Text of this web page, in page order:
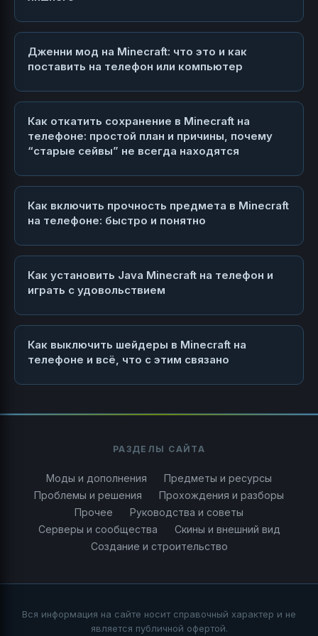
Дженни мод на Minecraft: что это и как
поставить на телефон или компьютер
Как откатить сохранение в Minecraft на
телефоне: простой план и причины, почему
“старые сейвы” не всегда находятся
Как включить прочность предмета в Minecraft
на телефоне: быстро и понятно
Как установить Java Minecraft на телефон и
играть с удовольствием
Как выключить шейдеры в Minecraft на
телефоне и всё, что с этим связано
РАЗДЕЛЫ САЙТА
Моды и дополнения
Предметы и ресурсы
Проблемы и решения
Прохождения и разборы
Прочее
Руководства и советы
Серверы и сообщества
Скины и внешний вид
Создание и строительство
Вся информация на сайте носит справочный характер и не
является публичной офертой.